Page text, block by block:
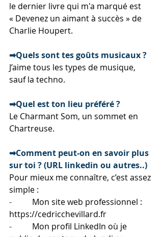
le dernier livre qui m'a marqué est
« Devenez un aimant à succès » de
Charlie Houpert.
➡Quels sont tes goûts musicaux ?
J’aime tous les types de musique,
sauf la techno.
➡Quel est ton lieu préféré ?
Le Charmant Som, un sommet en
Chartreuse.
➡Comment peut-on en savoir plus
sur toi ? (URL linkedin ou autres..)
Pour mieux me connaître, c’est assez
simple :
- Mon site web professionnel :
https://cedricchevillard.fr
- Mon profil LinkedIn où je